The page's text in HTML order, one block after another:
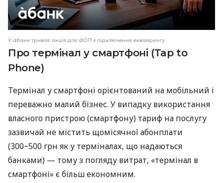
У àбанк триває акція для ФОП з підключення еквайрингу
Про термінал у смартфоні (Tap to
Phone)
Термінал у смартфоні орієнтований на мобільний і
переважно малий бізнес. У випадку використання
власного пристрою (смартфону) тариф на послугу
зазвичай не містить щомісячної абонплати
(300−500 грн як у терміналах, що надаються
банками) — тому з погляду витрат, «термінал в
смартфоні» є більш економним.